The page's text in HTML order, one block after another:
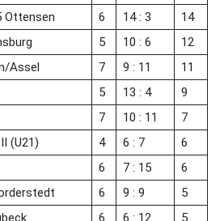
Ottensen 6 14 : 3
14
5 10 : 6
12
​Assel 7 9 : 11
11
5 13 : 4
9
7 10 : 11
7
(U21) 4 6 : 7
6
6 7 : 15
6
6 9 : 9
5
6 6 : 12 5